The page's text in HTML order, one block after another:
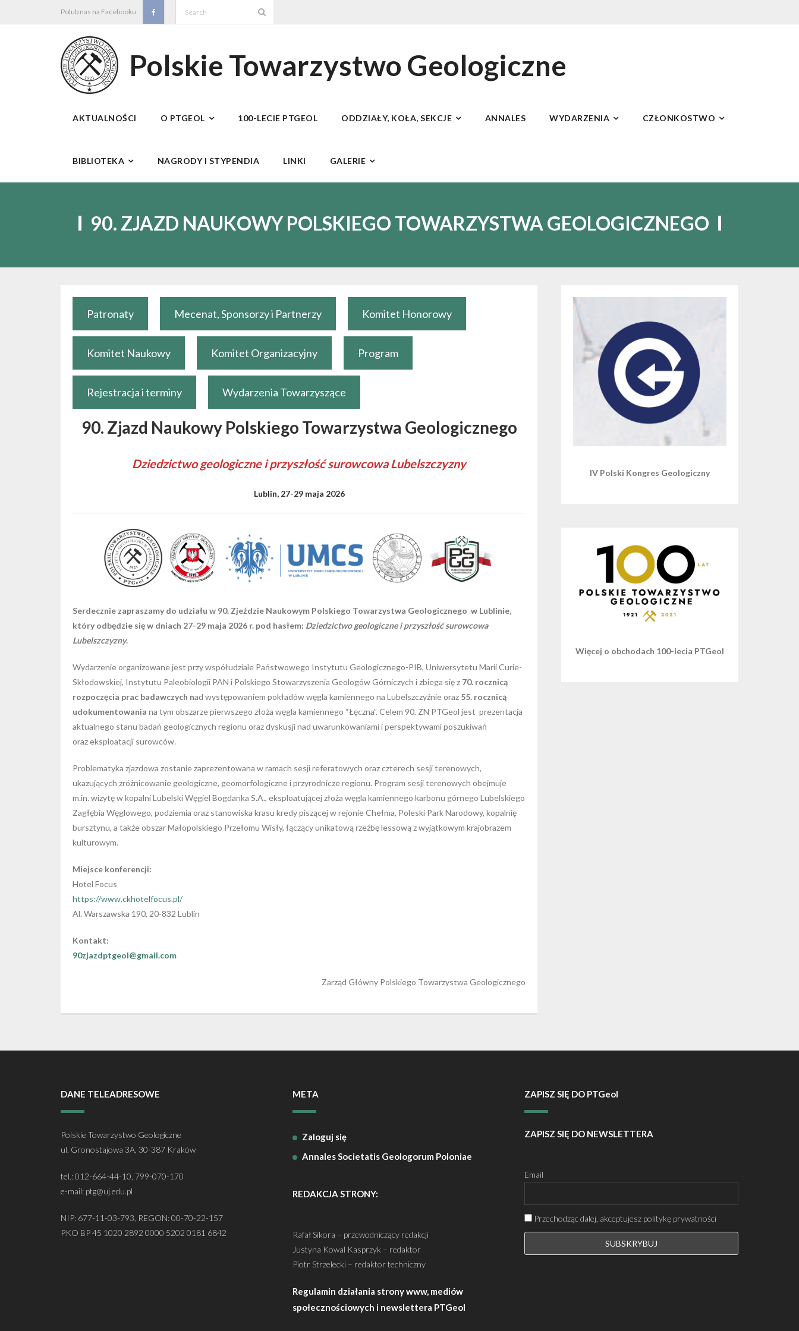
Polub nas na Facebooku
Polskie Towarzystwo Geologiczne
AKTUALNOŚCI O PTGEOL 100-LECIE PTGEOL ODDZIAŁY, KOŁA, SEKCJE ANNALES WYDARZENIA CZŁONKOSTWO
BIBLIOTEKA NAGRODY I STYPENDIA LINKI GALERIE
90. ZJAZD NAUKOWY POLSKIEGO TOWARZYSTWA GEOLOGICZNEGO
Patronaty Mecenat, Sponsorzy i Partnerzy Komitet Honorowy
Komitet Naukowy Komitet Organizacyjny Program
Rejestracja i terminy Wydarzenia Towarzyszące
90. Zjazd Naukowy Polskiego Towarzystwa Geologicznego
Dziedzictwo geologiczne i przyszłość surowcowa Lubelszczyzny
Lublin, 27-29 maja 2026
Serdecznie zapraszamy do udziału w 90. Zjeździe Naukowym Polskiego Towarzystwa Geologicznego w Lublinie,
który odbędzie się w dniach 27-29 maja 2026 r. pod hasłem: Dziedzictwo geologiczne i przyszłość surowcowa
Lubelszczyzny.
Wydarzenie organizowane jest przy współudziale Państwowego Instytutu Geologicznego-PIB, Uniwersytetu Marii Curie-
Skłodowskiej, Instytutu Paleobiologii PAN i Polskiego Stowarzyszenia Geologów Górniczych i zbiega się z 70. rocznicą
rozpoczęcia prac badawczych nad występowaniem pokładów węgla kamiennego na Lubelszczyźnie oraz 55. rocznicą
udokumentowania na tym obszarze pierwszego złoża węgla kamiennego “Łęczna”. Celem 90. ZN PTGeol jest prezentacja
aktualnego stanu badań geologicznych regionu oraz dyskusji nad uwarunkowaniami i perspektywami poszukiwań
oraz eksploatacji surowców.
Problematyka zjazdowa zostanie zaprezentowana w ramach sesji referatowych oraz czterech sesji terenowych,
ukazujących zróżnicowanie geologiczne, geomorfologiczne i przyrodnicze regionu. Program sesji terenowych obejmuje
m.in. wizytę w kopalni Lubelski Węgiel Bogdanka S.A., eksploatującej złoża węgla kamiennego karbonu górnego Lubelskiego
Zagłębia Węglowego, podziemia oraz stanowiska krasu kredy piszącej w rejonie Chełma, Poleski Park Narodowy, kopalnię
bursztynu, a także obszar Małopolskiego Przełomu Wisły, łączący unikatową rzeźbę lessową z wyjątkowym krajobrazem
kulturowym.
Miejsce konferencji:
Hotel Focus
https://www.ckhotelfocus.pl/
Al. Warszawska 190, 20-832 Lublin
Kontakt:
90zjazdptgeol@gmail.com
Zarząd Główny Polskiego Towarzystwa Geologicznego
IV Polski Kongres Geologiczny
Więcej o obchodach 100-lecia PTGeol
DANE TELEADRESOWE
Polskie Towarzystwo Geologiczne
ul. Gronostajowa 3A, 30-387 Kraków
tel.: 012-664-44-10, 799-070-170
e-mail: ptg@uj.edu.pl
NIP: 677-11-03-793, REGON: 00-70-22-157
PKO BP 45 1020 2892 0000 5202 0181 6842
META
Zaloguj się
Annales Societatis Geologorum Poloniae
REDAKCJA STRONY:
Rafał Sikora – przewodniczący redakcji
Justyna Kowal Kasprzyk – redaktor
Piotr Strzelecki – redaktor techniczny
Regulamin działania strony www, mediów
społecznościowych i newslettera PTGeol
ZAPISZ SIĘ DO PTGeol
ZAPISZ SIĘ DO NEWSLETTERA
Email
Przechodząc dalej, akceptujesz politykę prywatności